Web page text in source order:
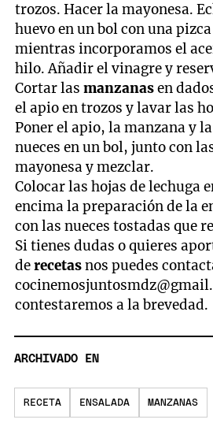
trozos. Hacer la mayonesa.
huevo en un bol con una
mientras incorporamos el
hilo. Añadir el vinagre y
Cortar lasmanzanasen
el apio en trozos y lavar las
Poner el apio, la manzana y
nueces en un bol, junto con
mayonesa y mezclar.
Colocar las hojas de lechuga
encima la preparación de la
con las nueces tostadas que
Si tienes dudas o quieres
derecetasnos puedes
contestaremos a la brevedad.
ARCHIVADO EN
RECETA ENSALADA MANZANAS